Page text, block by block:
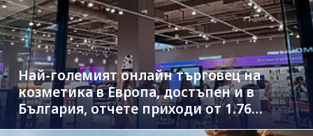
Най-големият онлайн търговец на
козметика в Европа, достъпен и в
България, отчете приходи от 1.76
млрд. евро